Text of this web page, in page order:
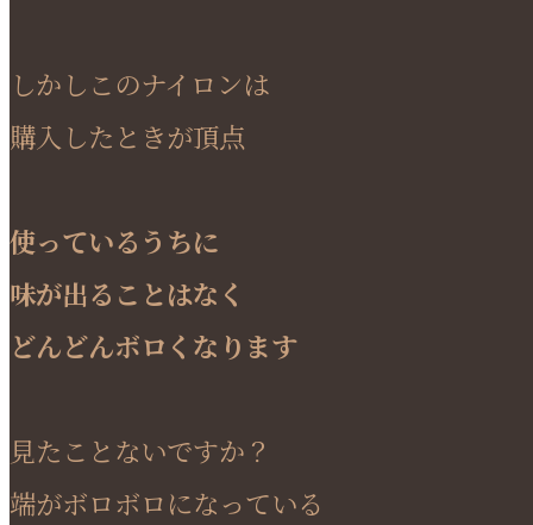
しかしこのナイロンは
購入したときが頂点
使っているうちに
味が出ることはなく
どんどんボロくなります
見たことないですか？
端がボロボロになっている